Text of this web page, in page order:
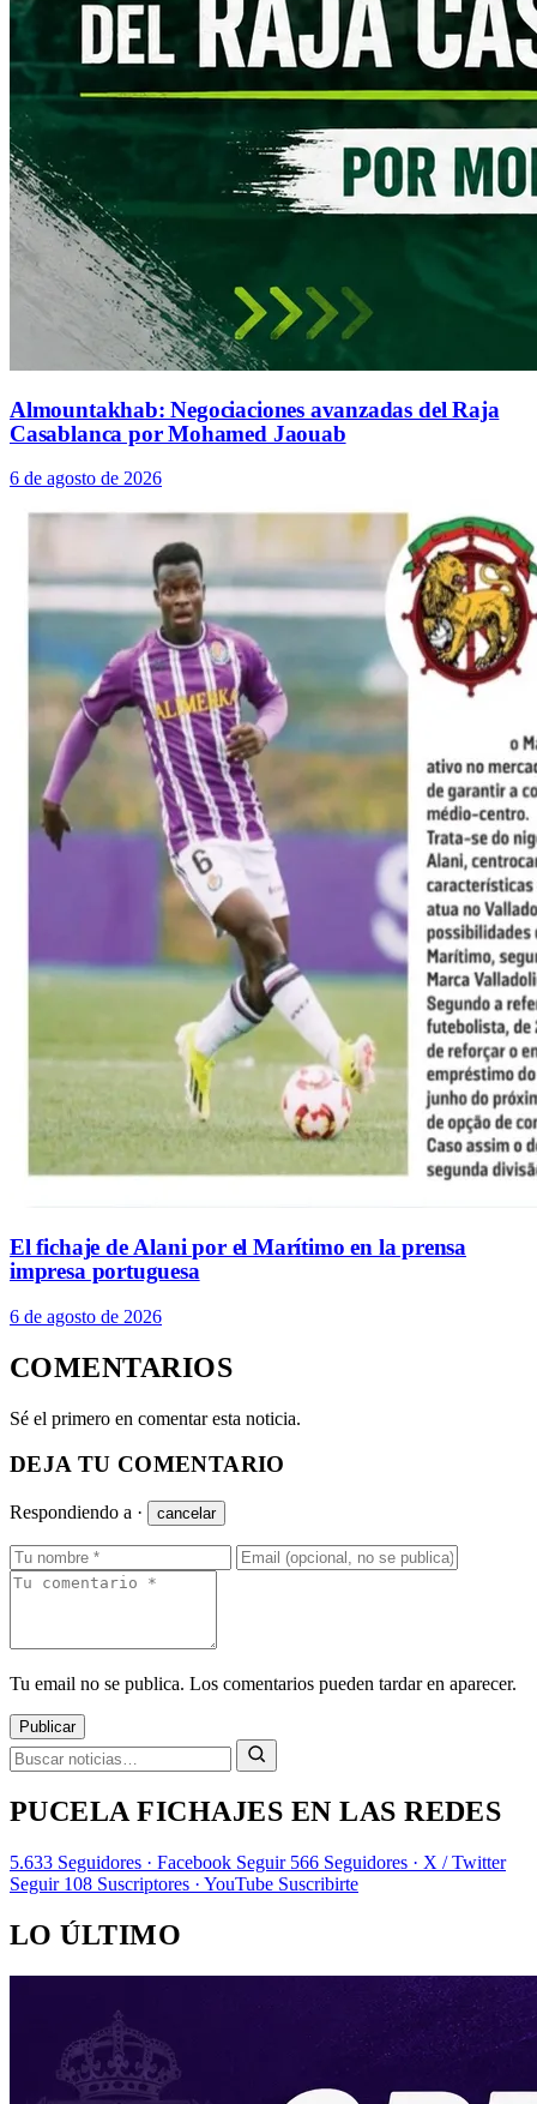
Almountakhab: Negociaciones avanzadas del Raja
Casablanca por Mohamed Jaouab
6 de agosto de 2026
El fichaje de Alani por el Marítimo en la prensa
impresa portuguesa
6 de agosto de 2026
COMENTARIOS
Sé el primero en comentar esta noticia.
DEJA TU COMENTARIO
Respondiendo a · cancelar
Tu email no se publica. Los comentarios pueden tardar en aparecer.
Publicar
PUCELA FICHAJES EN LAS REDES
5.633 Seguidores · Facebook Seguir 566 Seguidores · X / Twitter
Seguir 108 Suscriptores · YouTube Suscribirte
LO ÚLTIMO